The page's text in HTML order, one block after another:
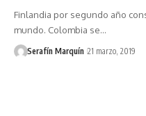
Finlandia por segundo año
mundo. Colombia se…
Serafín Marquín 21 marzo, 2019